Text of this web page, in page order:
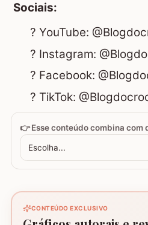
Sociais:
? YouTube:
? Instagram:
? Facebook:
? TikTok:
👉 Esse conteúdo combina com
Escolha...
CONTEÚDO EXCLUSIVO